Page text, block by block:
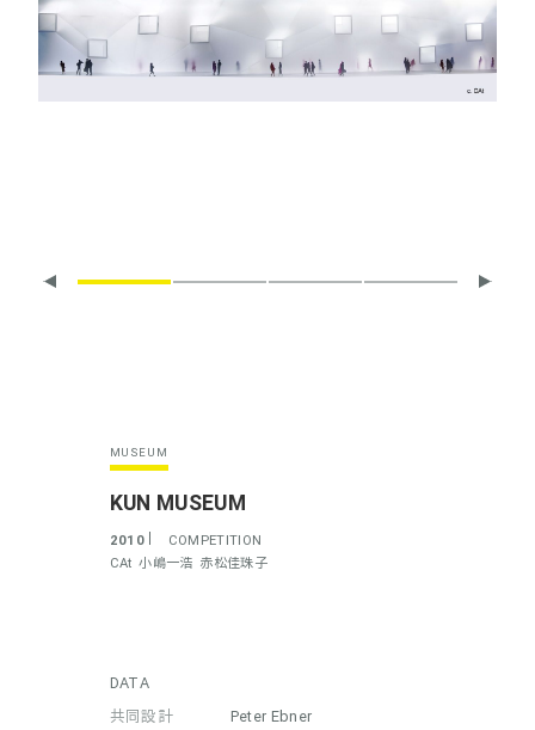
MUSEUM
KUN MUSEUM
2010
COMPETITION
CAt 小嶋一浩 赤松佳珠子
DATA
共同設計
Peter Ebner